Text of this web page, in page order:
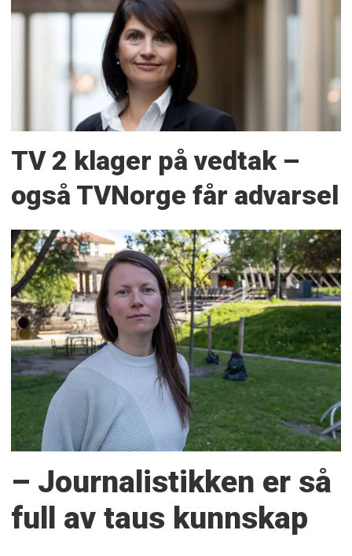
TV 2 klager på vedtak –
også TVNorge får advarsel
– Journalistikken er så
full av taus kunnskap